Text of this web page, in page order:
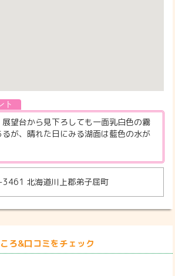
望台から見下ろしても一面乳白色の霧
が、晴れた日にみる湖面は藍色の水が
北海道川上郡弟子屈町
ろ&口コミをチェック